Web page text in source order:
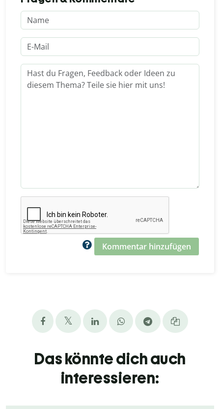
Kommentar hinzufügen
Das könnte dich auch
interessieren: